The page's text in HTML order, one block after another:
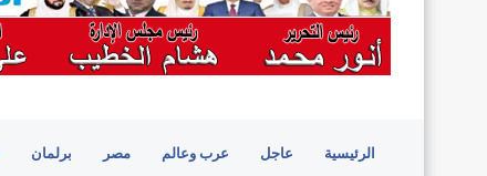
الرئيسية عاجل عرب وعالم مصر برلمان